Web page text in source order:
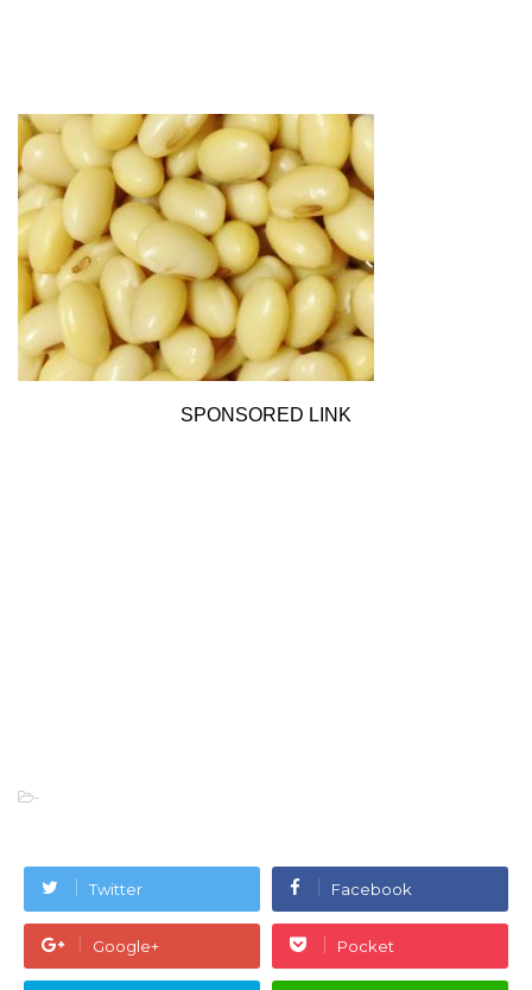
SPONSORED LINK
-
Twitter Facebook
Google+ Pocket